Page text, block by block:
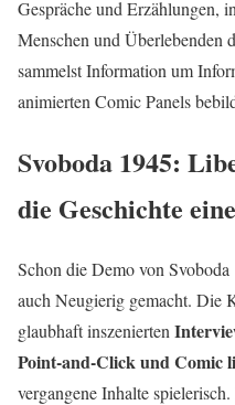
Gespräche und Erzählungen,
Menschen und Überlebenden
sammelst Information um
animierten Comic Panels
Svoboda 1945:
die Geschichte
Schon die Demo von
auch Neugierig gemacht. Die
glaubhaft inszenierten
Point-and-Click und Comic
vergangene Inhalte